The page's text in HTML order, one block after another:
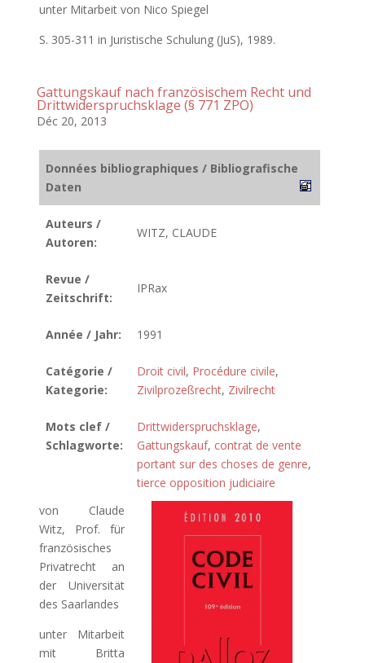
unter Mitarbeit von Nico Spiegel
S. 305-311 in Juristische Schulung (JuS), 1989.
Gattungskauf nach französischem Recht und
Drittwiderspruchsklage (§ 771 ZPO)
Déc 20, 2013
Données bibliographiques / Bibliografische
Daten
Auteurs /
Autoren:
WITZ, CLAUDE
Revue /
Zeitschrift:
IPRax
Année / Jahr: 1991
Catégorie /
Kategorie:
Droit civil, Procédure civile,
Zivilprozeßrecht, Zivilrecht
Mots clef /
Schlagworte:
Drittwiderspruchsklage,
Gattungskauf, contrat de vente
portant sur des choses de genre,
tierce opposition judiciaire
von Claude
Witz, Prof. für
französisches
Privatrecht an
der Universität
des Saarlandes
unter Mitarbeit
mit Britta